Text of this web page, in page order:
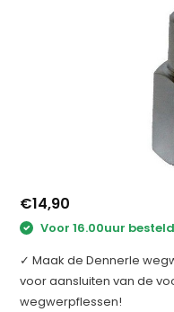
€14,90
Voor 16.00uur
✓ Maak de Dennerle
voor aansluiten van de
wegwerpflessen!